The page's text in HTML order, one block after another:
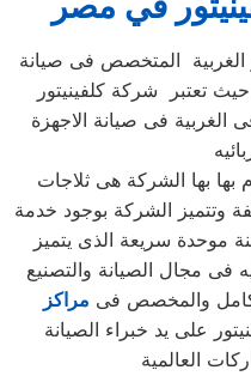
الغربية المتخصص فى صيانة
تعتبر شركة كلفينيتور
الغربية فى صيانة الاجهزة
بها بها الشركة هى ثلاجات
وتتميز الشركة بوجود خدمة
موحدة سريعة الذى يتميز
فى مجال الصيانة والتصنيع
والمخصص فى مراكز
على يد خبراء الصيانة